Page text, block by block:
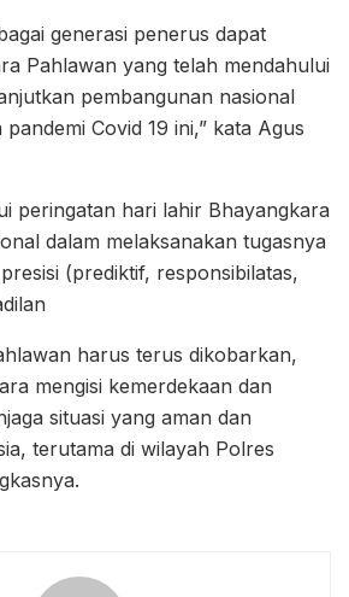
generasi penerus dapat
Pahlawan yang telah mendahului
pembangunan nasional
Covid 19 ini,” kata Agus
peringatan hari lahir Bhayangkara
dalam melaksanakan tugasnya
(prediktif, responsibilatas,
harus terus dikobarkan,
mengisi kemerdekaan dan
situasi yang aman dan
terutama di wilayah Polres